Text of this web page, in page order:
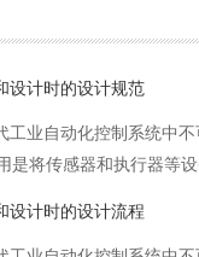
设计时的设计规范
工业自动化控制系统中
是将传感器和执行器等设
设计时的设计流程